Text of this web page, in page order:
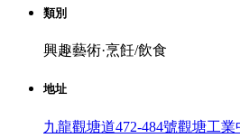
類別
興趣藝術·烹飪/飲食
地址
九龍觀塘道472-484號觀塘工